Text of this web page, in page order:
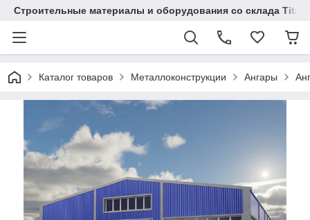
Строительные материалы и оборудования со склада
Каталог товаров Металлоконструкции Ангары